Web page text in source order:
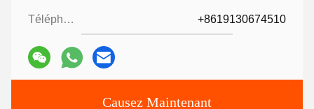
Téléphone: +8619130674510
Causez Maintenant